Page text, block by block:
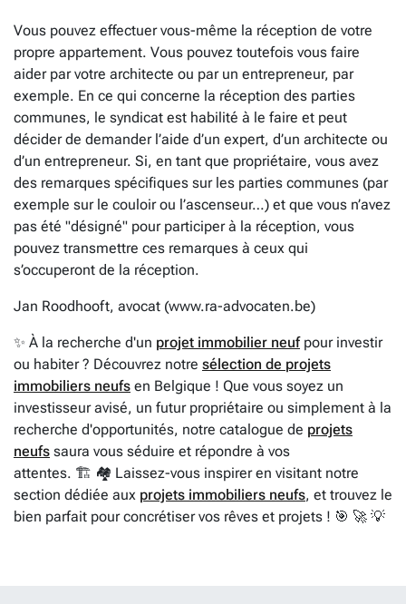
Vous pouvez effectuer vous-même la réception de votre
propre appartement. Vous pouvez toutefois vous faire
aider par votre architecte ou par un entrepreneur, par
exemple. En ce qui concerne la réception des parties
communes, le syndicat est habilité à le faire et peut
décider de demander l’aide d’un expert, d’un architecte ou
d’un entrepreneur. Si, en tant que propriétaire, vous avez
des remarques spécifiques sur les parties communes (par
exemple sur le couloir ou l’ascenseur…) et que vous n’avez
pas été "désigné" pour participer à la réception, vous
pouvez transmettre ces remarques à ceux qui
s’occuperont de la réception.
Jan Roodhooft, avocat (www.ra-advocaten.be)
✨ À la recherche d'un projet immobilier neufpour investir
ou habiter ? Découvrez notre sélection de projets
immobiliers neufs en Belgique ! Que vous soyez un
investisseur avisé, un futur propriétaire ou simplement à la
recherche d'opportunités, notre catalogue de projets
neufs saura vous séduire et répondre à vos
attentes. 🏗️ 🏘️ Laissez-vous inspirer en visitant notre
section dédiée aux projets immobiliers neufs, et trouvez le
bien parfait pour concrétiser vos rêves et projets ! 🎯 🚀 💡